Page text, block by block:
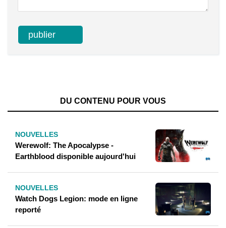
DU CONTENU POUR VOUS
NOUVELLES
Werewolf: The Apocalypse -
Earthblood disponible aujourd'hui
NOUVELLES
Watch Dogs Legion: mode en ligne
reporté